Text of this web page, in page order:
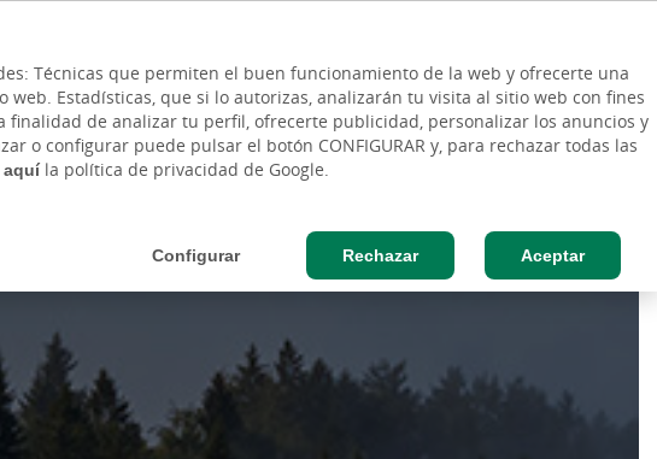
Técnicas que permiten el buen funcionamiento de la web y ofrecerte una
Estadísticas, que si lo autorizas, analizarán tu visita al sitio web con fines
de analizar tu perfil, ofrecerte publicidad, personalizar los anuncios y
o configurar puede pulsar el botón CONFIGURAR y, para rechazar todas las
aquíla política de privacidad de Google.
Configurar Rechazar Aceptar
DE
EMPRESAS AGRO